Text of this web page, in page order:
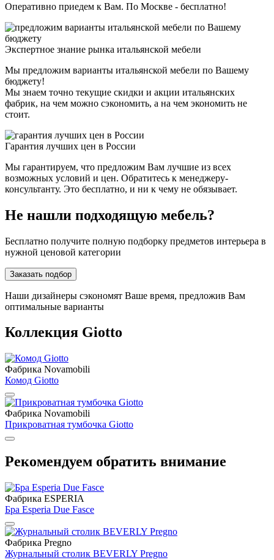
Оперативно приедем к Вам. По Москве - бесплатно!
Экспертное знание рынка итальянской мебели
Мы предложим варианты итальянской мебели по Вашему
бюджету!
Мы знаем точно текущие скидки и акции итальянских
фабрик, на чем можно сэкономить, а на чем экономить не
стоит.
Гарантия лучших цен в России
Мы гарантируем, что предложим Вам лучшие из всех
возможных условий и цен. Обратитесь к менеджеру-
консультанту. Это бесплатно, и ни к чему не обязывает.
Не нашли подходящую мебель?
Бесплатно получите полную подборку предметов интерьера в
нужной ценовой категории
Заказать подбор
Наши дизайнеры сэкономят Ваше время, предложив Вам
оптимальные варианты
Коллекция Giotto
Фабрика Novamobili
Комод Giotto
Фабрика Novamobili
Прикроватная тумбочка Giotto
Рекомендуем обратить внимание
Фабрика ESPERIA
Бра Esperia Due Fasce
Фабрика Pregno
Журнальный столик BEVERLY Pregno